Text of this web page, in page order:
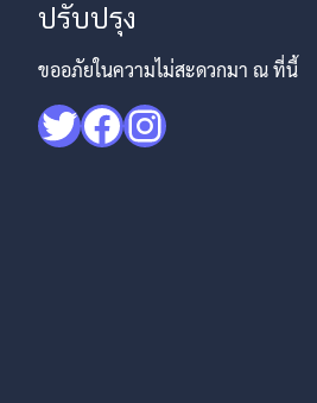
ปรับปรุง
ขออภัยในความไม่สะดวกมา ณ ที่นี้
Twitter
Facebook
Instagram